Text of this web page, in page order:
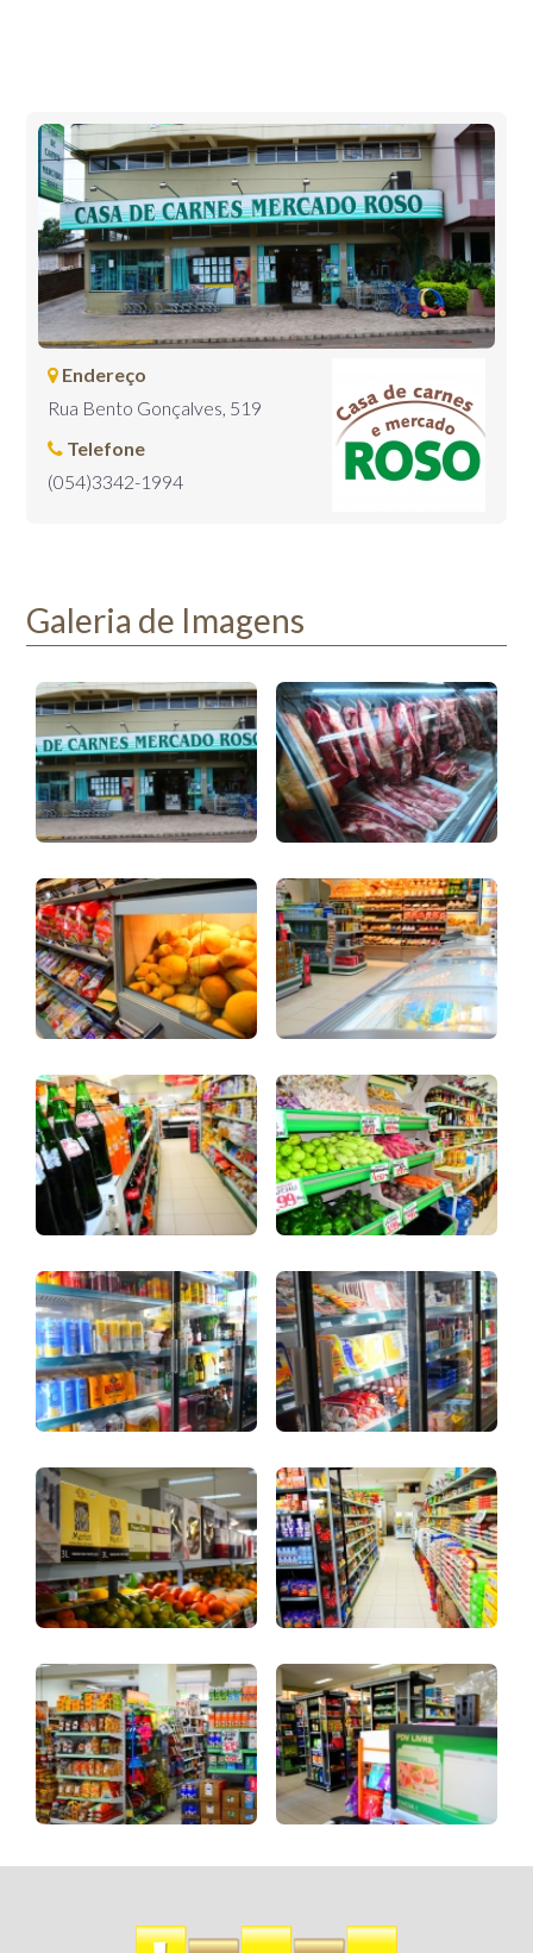
Endereço
Rua Bento Gonçalves, 519
Telefone
(054)3342-1994
Galeria de Imagens